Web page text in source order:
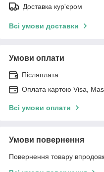
Доставка кур'єром
Всі умови доставки
Умови оплати
Післяплата
Оплата картою Visa,
Всі умови оплати
Умови повернення
Повернення товару